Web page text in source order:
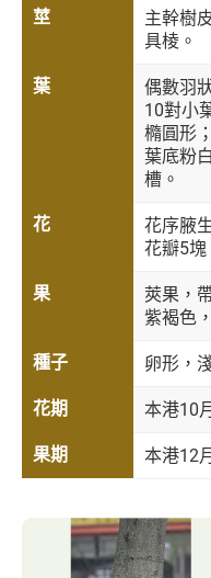
莖
主幹樹
具棱。
葉
偶數羽
10對小
橢圓形
葉底粉
槽。
花
花序腋
花瓣5塊
果
莢果，
紫褐色
種子 卵形，
花期 本港10
果期 本港12